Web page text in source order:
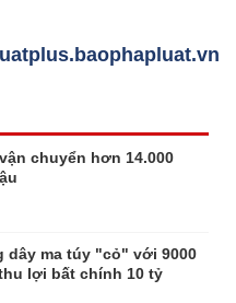
chuyển hơn 14.000
dây ma túy "cỏ" với 9000
lợi bất chính 10 tỷ